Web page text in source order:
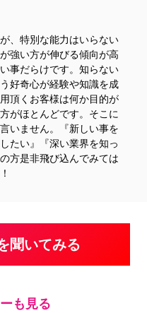
、特別な能力はいらない
強い方が伸びる傾向が高
事だらけです。知らない
好奇心が経験や知識を成
頂くお客様は何か目的が
がほとんどです。そこに
いません。『新しい事を
たい』『深い業界を知っ
方是非飛び込んでみては
聞いてみる
も見る